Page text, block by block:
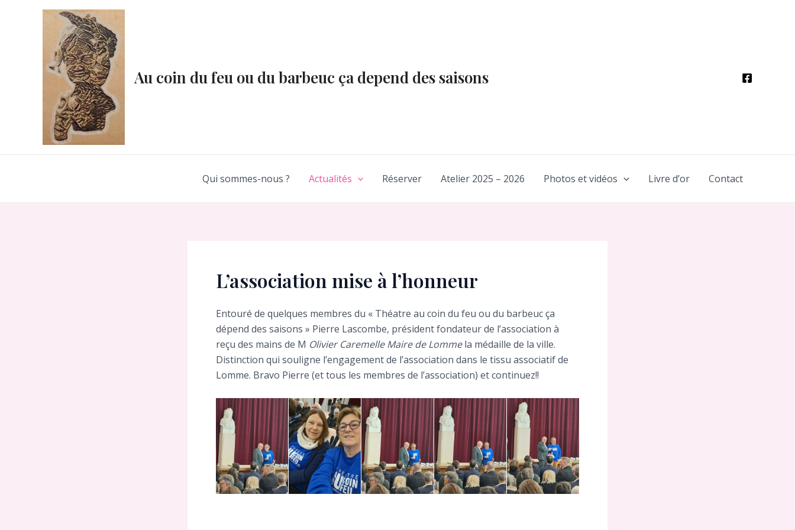
Au coin du feu ou du barbeuc ça depend des saisons
Qui sommes-nous ? Actualités Réserver Atelier 2025 – 2026 Photos et vidéos Livre d’or Contact
L’association mise à l’honneur
Entouré de quelques membres du « Théatre au coin du feu ou du barbeuc ça
dépend des saisons » Pierre Lascombe, président fondateur de l’association à
reçu des mains de M Olivier Caremelle Maire de Lommela médaille de la ville.
Distinction qui souligne l’engagement de l’association dans le tissu associatif de
Lomme. Bravo Pierre (et tous les membres de l’association) et continuez!!